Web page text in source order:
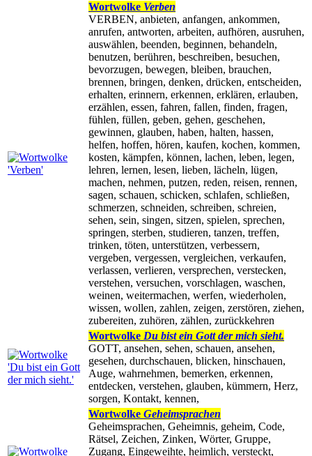
Wortwolke Verben
VERBEN, anbieten, anfangen, ankommen,
anrufen, antworten, arbeiten, aufhören, ausruhen,
auswählen, beenden, beginnen, behandeln,
benutzen, berühren, beschreiben, besuchen,
bevorzugen, bewegen, bleiben, brauchen,
brennen, bringen, denken, drücken, entscheiden,
erhalten, erinnern, erkennen, erklären, erlauben,
erzählen, essen, fahren, fallen, finden, fragen,
fühlen, füllen, geben, gehen, geschehen,
gewinnen, glauben, haben, halten, hassen,
helfen, hoffen, hören, kaufen, kochen, kommen,
kosten, kämpfen, können, lachen, leben, legen,
lehren, lernen, lesen, lieben, lächeln, lügen,
machen, nehmen, putzen, reden, reisen, rennen,
sagen, schauen, schicken, schlafen, schließen,
schmerzen, schneiden, schreiben, schreien,
sehen, sein, singen, sitzen, spielen, sprechen,
springen, sterben, studieren, tanzen, treffen,
trinken, töten, unterstützen, verbessern,
vergeben, vergessen, vergleichen, verkaufen,
verlassen, verlieren, versprechen, verstecken,
verstehen, versuchen, vorschlagen, waschen,
weinen, weitermachen, werfen, wiederholen,
wissen, wollen, zahlen, zeigen, zerstören, ziehen,
zubereiten, zuhören, zählen, zurückkehren
Wortwolke Du bist ein Gott der mich sieht.
GOTT, ansehen, sehen, schauen, ansehen,
gesehen, durchschauen, blicken, hinschauen,
Auge, wahrnehmen, bemerken, erkennen,
entdecken, verstehen, glauben, kümmern, Herz,
sorgen, Kontakt, kennen,
Wortwolke Geheimsprachen
Geheimsprachen, Geheimnis, geheim, Code,
Rätsel, Zeichen, Zinken, Wörter, Gruppe,
Zugang, Eingeweihte, heimlich, versteckt,